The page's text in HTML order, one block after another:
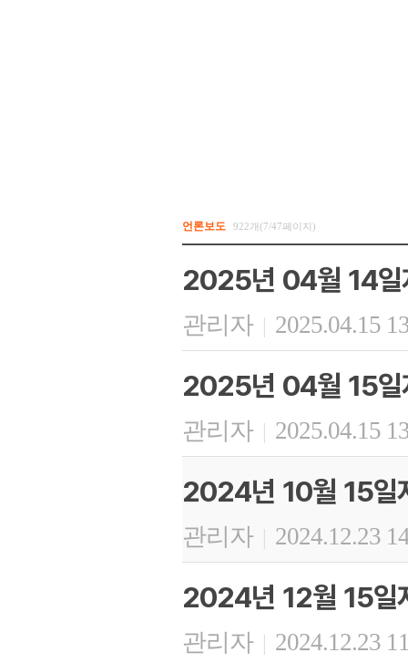
언론보도 922개(7/47페이지)
2025년 04월 14일
관리자 | 2025.04.15
2025년 04월 15일
관리자 | 2025.04.15
2024년 10월 15일
관리자 | 2024.12.23
2024년 12월 15일
관리자 | 2024.12.23